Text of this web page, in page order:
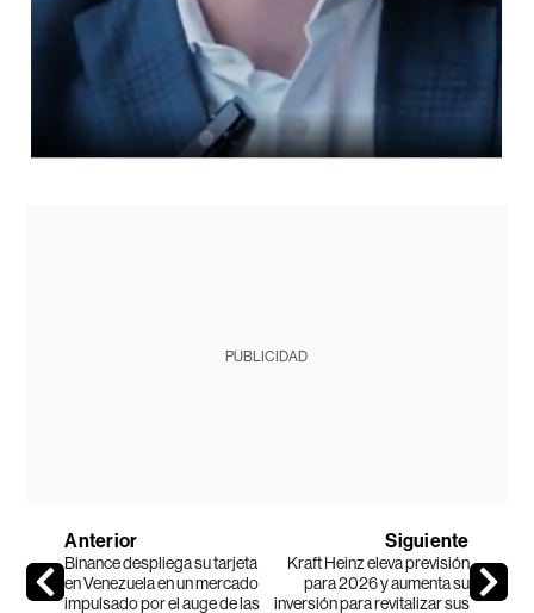
PUBLICIDAD
Anterior
Binance despliega su tarjeta
en Venezuela en un mercado
impulsado por el auge de las
Siguiente
Kraft Heinz eleva previsión
para 2026 y aumenta su
inversión para revitalizar sus